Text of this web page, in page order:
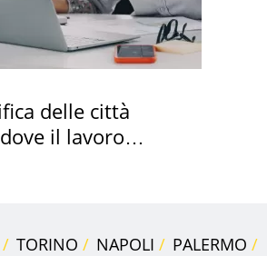
delle città
il lavoro
TORINO NAPOLI
PALERMO